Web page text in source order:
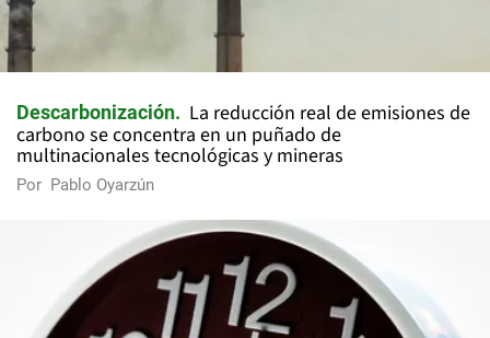
Descarbonización
La reducción real de emisiones de
carbono se concentra en un puñado de
multinacionales tecnológicas y mineras
Por Pablo Oyarzún